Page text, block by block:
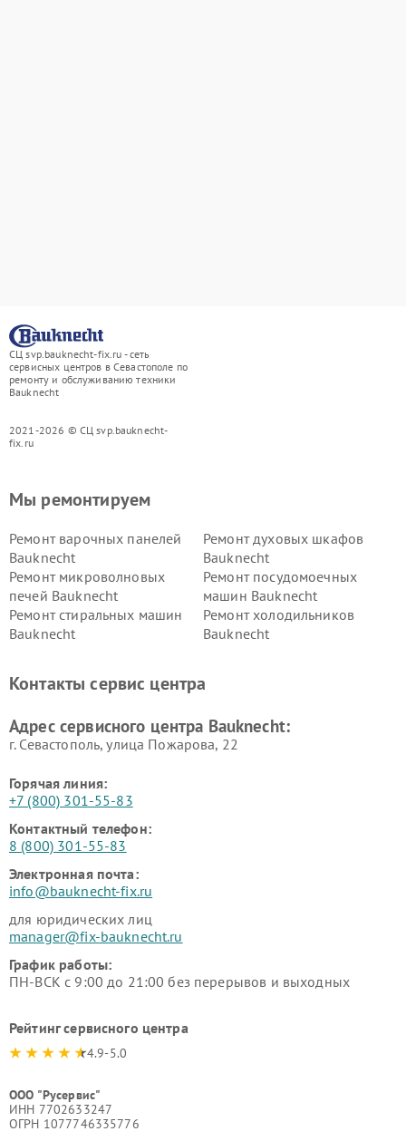
СЦ svp.bauknecht-fix.ru - сеть
сервисных центров в Севастополе по
ремонту и обслуживанию техники
Bauknecht
2021-2026 © СЦ svp.bauknecht-
fix.ru
Мы ремонтируем
Ремонт варочных панелей
Bauknecht
Ремонт духовых шкафов
Bauknecht
Ремонт микроволновых
печей Bauknecht
Ремонт посудомоечных
машин Bauknecht
Ремонт стиральных машин
Bauknecht
Ремонт холодильников
Bauknecht
Контакты сервис центра
Адрес сервисного центра Bauknecht:
г. Севастополь, улица Пожарова, 22
Горячая линия:
+7 (800) 301-55-83
Контактный телефон:
8 (800) 301-55-83
Электронная почта:
info@bauknecht-fix.ru
для юридических лиц
manager@fix-bauknecht.ru
График работы:
ПН-ВСК с 9:00 до 21:00 без перерывов и выходных
Рейтинг сервисного центра
4.9-5.0
ООО "Русервис"
ИНН 7702633247
ОГРН 1077746335776